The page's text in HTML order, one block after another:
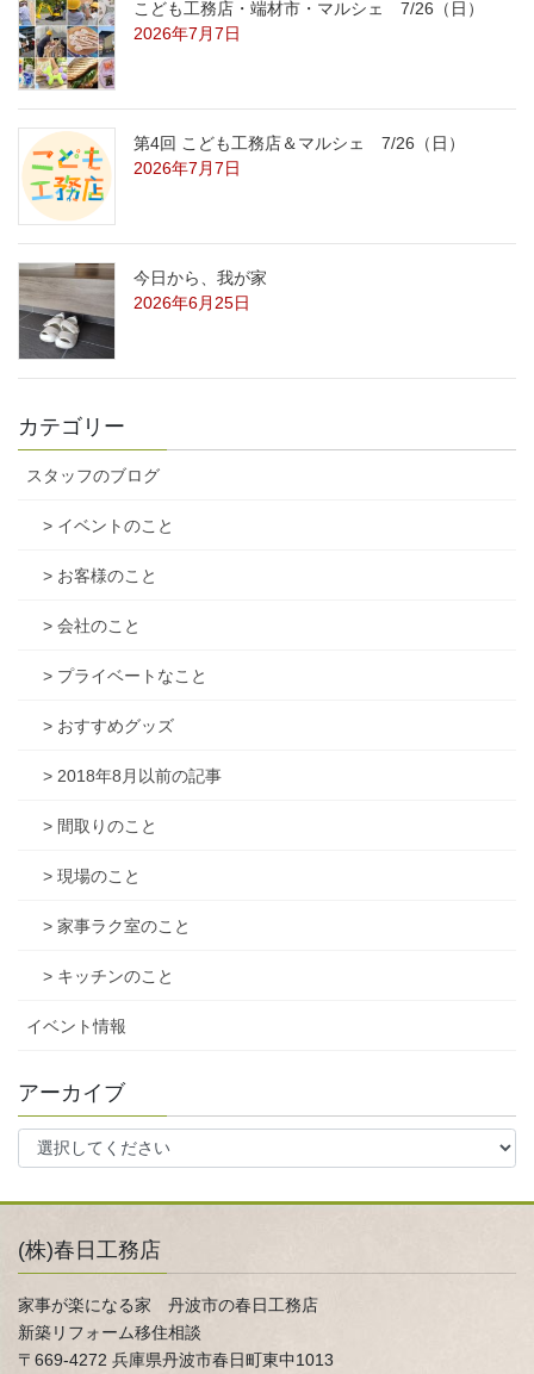
こども工務店・端材市・マルシェ 7/26（日）
2026年7月7日
第4回 こども工務店＆マルシェ 7/26（日）
2026年7月7日
今日から、我が家
2026年6月25日
カテゴリー
スタッフのブログ
> イベントのこと
> お客様のこと
> 会社のこと
> プライベートなこと
> おすすめグッズ
> 2018年8月以前の記事
> 間取りのこと
> 現場のこと
> 家事ラク室のこと
> キッチンのこと
イベント情報
アーカイブ
(株)春日工務店
家事が楽になる家 丹波市の春日工務店
新築リフォーム移住相談
〒669-4272 兵庫県丹波市春日町東中1013